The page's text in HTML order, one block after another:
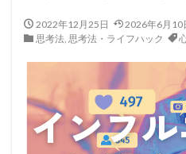
2022年12月25日
2026年6月10
思考法, 思考法・ライフハック